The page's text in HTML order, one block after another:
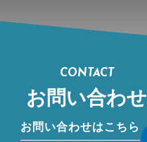
CONTACT
お問い合わせ
お問い合わせはこちら